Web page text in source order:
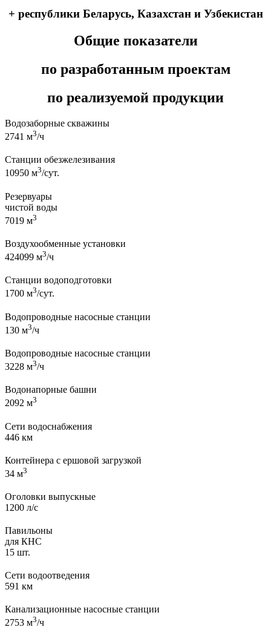
+ республики Беларусь, Казахстан и Узбекистан
Общие показатели
по разработанным проектам
по реализуемой продукции
Водозаборные скважины
2741 м3/ч
Станции обезжелезивания
10950 м3/сут.
Резервуары
чистой воды
7019 м3
Воздухообменные установки
424099 м3/ч
Станции водоподготовки
1700 м3/сут.
Водопроводные насосные станции
130 м3/ч
Водопроводные насосные станции
3228 м3/ч
Водонапорные башни
2092 м3
Сети водоснабжения
446 км
Контейнера с ершовой загрузкой
34 м3
Оголовки выпускные
1200 л/с
Павильоны
для КНС
15 шт.
Сети водоотведения
591 км
Канализационные насосные станции
2753 м3/ч